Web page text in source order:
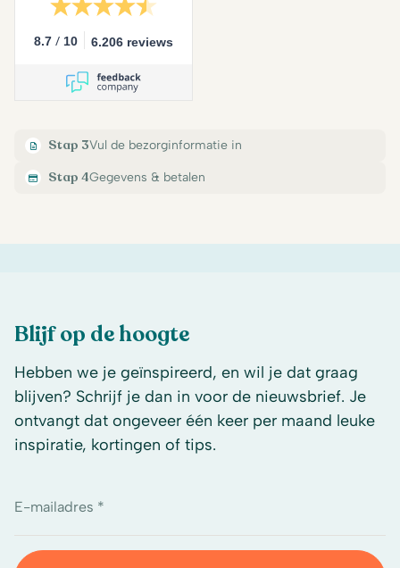
8.7 / 10 6.206 reviews
Stap 3Vul de bezorginformatie in
Stap 4Gegevens & betalen
Blijf op de hoogte
Hebben we je geïnspireerd, en wil je dat graag
blijven? Schrijf je dan in voor de nieuwsbrief. Je
ontvangt dat ongeveer één keer per maand leuke
inspiratie, kortingen of tips.
E-mailadres *